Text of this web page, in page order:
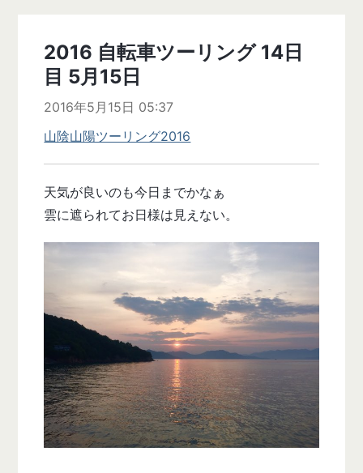
2016 自転車ツーリング 14日
目 5月15日
2016年5月15日 05:37
山陰山陽ツーリング2016
天気が良いのも今日までかなぁ
雲に遮られてお日様は見えない。